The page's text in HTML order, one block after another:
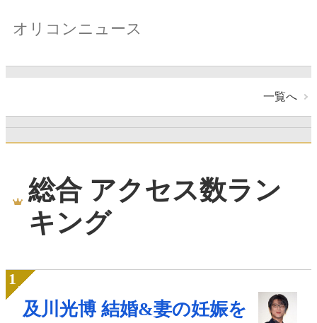
オリコンニュース
一覧へ
総合 アクセス数ラン
キング
及川光博 結婚&妻の妊娠を